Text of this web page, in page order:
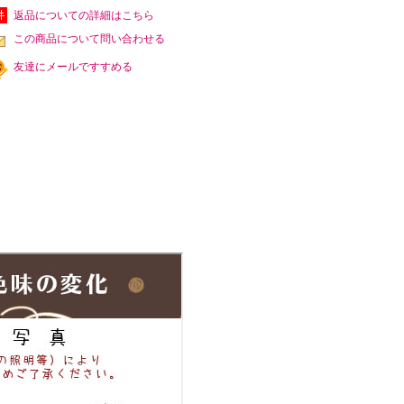
返品についての詳細はこちら
この商品について問い合わせる
友達にメールですすめる